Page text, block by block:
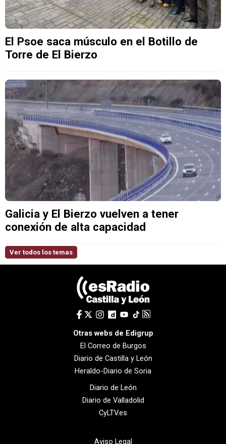
El Psoe saca músculo en el Botillo de
Torre de El Bierzo
Galicia y El Bierzo vuelven a tener
conexión de alta capacidad
Ver todos los temas
Otras webs de Edigrup
El Correo de Burgos
Diario de Castilla y León
Heraldo-Diario de Soria
Diario de León
Diario de Valladolid
CyLTV.es
Aviso Legal